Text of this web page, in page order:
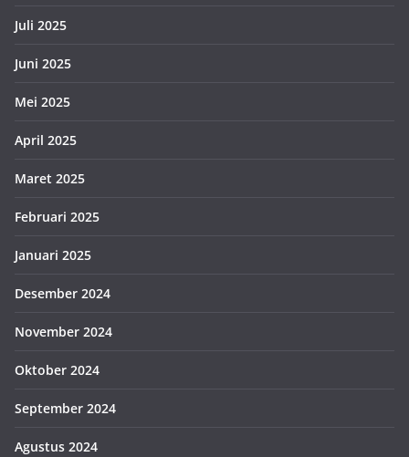
Juli 2025
Juni 2025
Mei 2025
April 2025
Maret 2025
Februari 2025
Januari 2025
Desember 2024
November 2024
Oktober 2024
September 2024
Agustus 2024